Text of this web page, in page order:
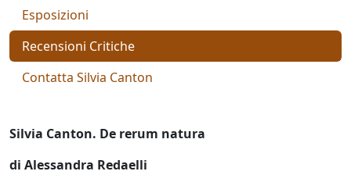
Aiolo
AJ
Ajello)
Esposizioni
Recensioni Critiche
Contatta Silvia Canton
Silvia Canton. De rerum natura
di Alessandra Redaelli